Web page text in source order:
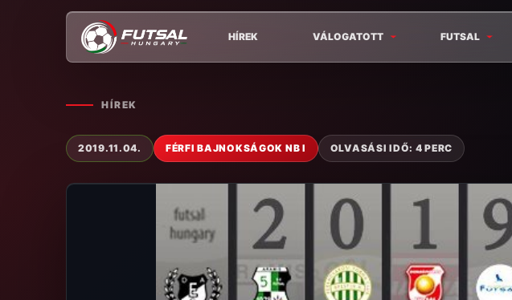
HÍREK VÁLOGATOTT FUTSAL
HÍREK
2019.11.04. FÉRFI BAJNOKSÁGOK NB I OLVASÁSI IDŐ: 4 PERC